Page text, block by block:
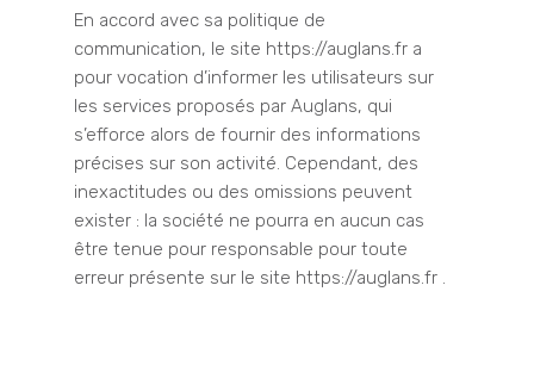
En accord avec sa politique de
communication, le site https://auglans.fr a
pour vocation d’informer les utilisateurs sur
les services proposés par Auglans, qui
s’efforce alors de fournir des informations
précises sur son activité. Cependant, des
inexactitudes ou des omissions peuvent
exister : la société ne pourra en aucun cas
être tenue pour responsable pour toute
erreur présente sur le site https://auglans.fr .